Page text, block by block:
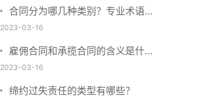
合同分为哪几种类别？专业术语分
别是什么？
2023-03-16
雇佣合同和承揽合同的含义是什
么？怎么区分雇佣合同和承揽合
同？
2023-03-16
缔约过失责任的类型有哪些？